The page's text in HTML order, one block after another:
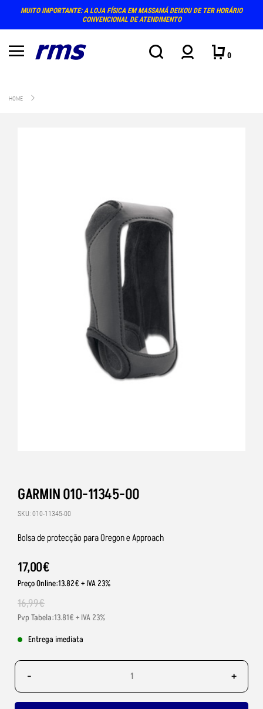
MUITO IMPORTANTE: A LOJA FÍSICA EM MASSAMÁ DEIXOU DE TER HORÁRIO
CONVENCIONAL DE ATENDIMENTO
0
HOME
GARMIN 010-11345-00
SKU: 010-11345-00
Bolsa de protecção para Oregon e Approach
17,00€
Preço Online:13.82€ + IVA 23%
16,99€
Pvp Tabela:13.81€ + IVA 23%
Entrega imediata
- +